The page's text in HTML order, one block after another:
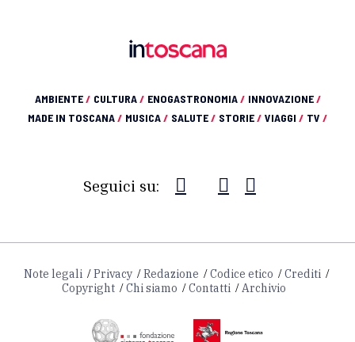
AMBIENTE/ CULTURA/ ENOGASTRONOMIA/ INNOVAZIONE/
MADE IN TOSCANA/ MUSICA/ SALUTE/ STORIE/ VIAGGI / TV /
Seguici su:
Note legali Privacy Redazione Codice etico
Crediti
Copyright
Chi siamo Contatti Archivio